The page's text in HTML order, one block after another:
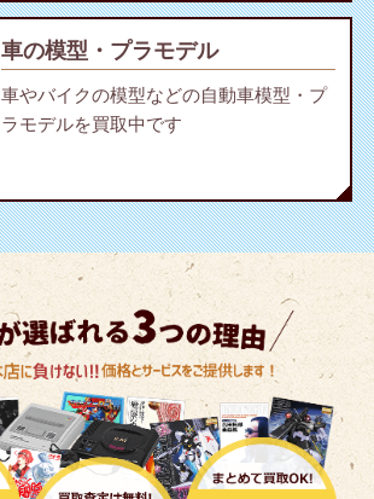
車の模型・プラモデル
車やバイクの模型などの自動車模型・プ
ラモデルを買取中です